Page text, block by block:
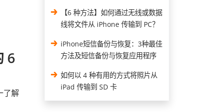
6
了解
【6 种方法】如何通过无线或数据
线将文件从 iPhone 传输到 PC？
iPhone短信备份与恢复：3种最佳
方法及短信备份与恢复应用程序
如何以 4 种有用的方式将照片从
iPad 传输到 SD 卡